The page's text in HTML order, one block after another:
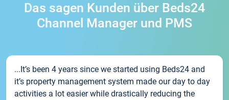
Das sagen Kunden über Beds24
Channel Manager und PMS
...It’s been 4 years since we started using Beds24 and
it’s property management system made our day to day
activities a lot easier while drastically reducing the